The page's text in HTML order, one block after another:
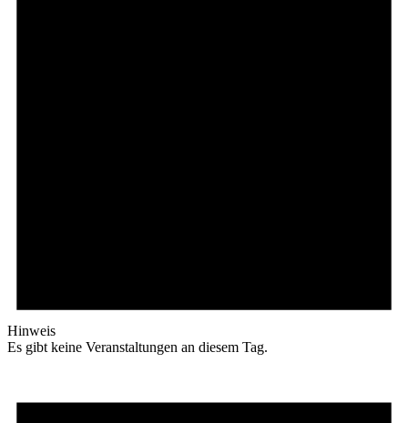
Hinweis
Es gibt keine Veranstaltungen an diesem Tag.